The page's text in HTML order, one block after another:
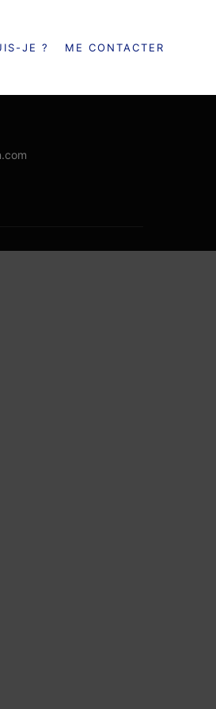
JE ?
ME CONTACTER